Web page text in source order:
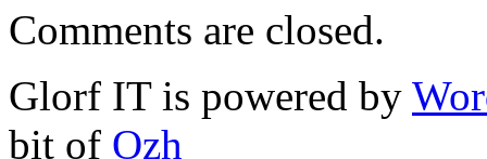
Comments are closed.
Glorf IT is powered by
bit of Ozh